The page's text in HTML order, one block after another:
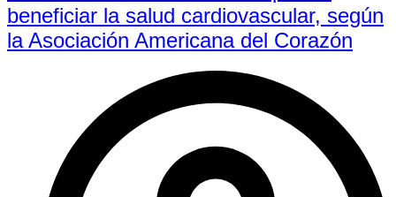
beneficiar la salud cardiovascular, según
la Asociación Americana del Corazón